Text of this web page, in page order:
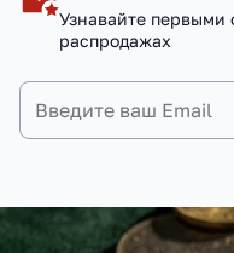
Узнавайте первыми
распродажах